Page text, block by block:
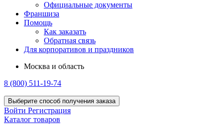
Официальные документы
Франшиза
Помощь
Как заказать
Обратная связь
Для корпоративов и праздников
Москва и область
8 (800) 511-19-74
Выберите способ получения заказа
Войти Регистрация
Каталог товаров